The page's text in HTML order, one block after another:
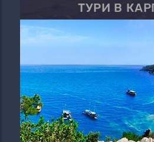
ТУРИ В